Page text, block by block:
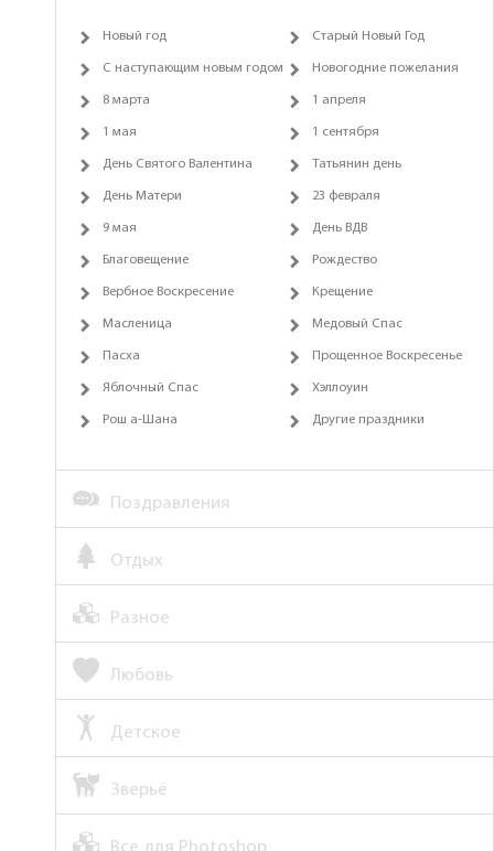
Новый год Старый Новый Год
С наступающим новым годом Новогодние пожелания
8 марта 1 апреля
1 мая 1 сентября
День Святого Валентина Татьянин день
День Матери 23 февраля
9 мая День ВДВ
Благовещение Рождество
Вербное Воскресение Крещение
Масленица Медовый Спас
Пасха Прощенное Воскресенье
Яблочный Спас Хэллоуин
Рош а-Шана Другие праздники
Поздравления
Отдых
Разное
Любовь
Детское
Зверьё
Все для Photoshop